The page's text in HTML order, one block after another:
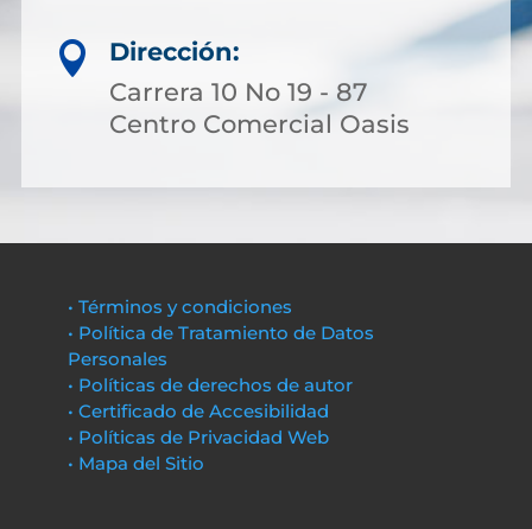

Dirección:
Carrera 10 No 19 - 87
Centro Comercial Oasis
• Términos y condiciones
• Política de Tratamiento de Datos
Personales
• Políticas de derechos de autor
• Certificado de Accesibilidad
• Políticas de Privacidad Web
• Mapa del Sitio